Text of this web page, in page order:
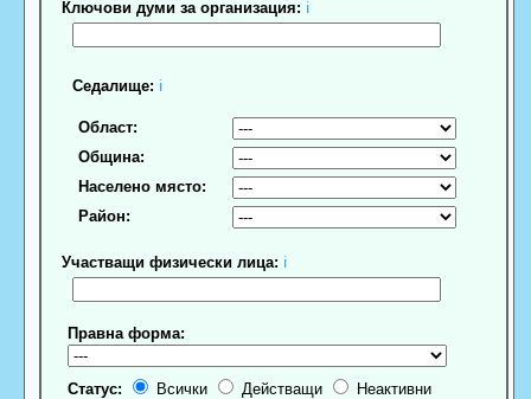
Ключови думи за организация: ℹ
Седалище: ℹ
Област:
Община:
Населено място:
Район:
Участващи физически лица: ℹ
Правна форма:
Статус: Всички Действащи
Неактивни